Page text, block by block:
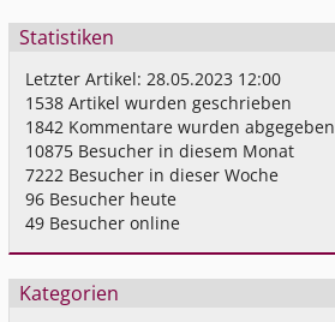
Statistiken
Letzter Artikel:28.05.2023 12:00
1538 Artikel wurden geschrieben
1842 Kommentare wurden abgegeben
10875 Besucher in diesem Monat
7222 Besucher in dieser Woche
96 Besucher heute
49 Besucher online
Kategorien